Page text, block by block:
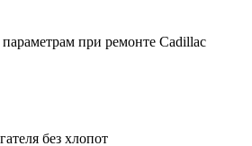
при ремонте Cadillac
без хлопот